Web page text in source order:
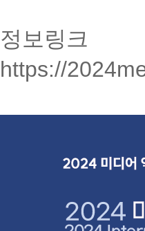
정보링크
https://